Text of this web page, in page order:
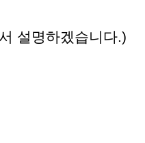
설명하겠습니다.)